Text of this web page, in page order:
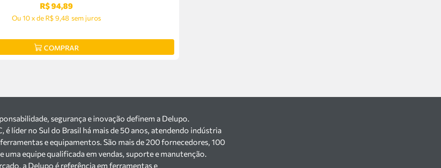
R$94,89
Ou 10xde R$ 9,48 sem juros
COMPRAR
segurança e inovação definem a Delupo.
é líder no Sul do Brasil há mais de 50 anos, atendendo indústria
e equipamentos. São mais de 200 fornecedores, 100
uma equipe qualificada em vendas, suporte e manutenção.
a Delupo é referência em ferramentas e